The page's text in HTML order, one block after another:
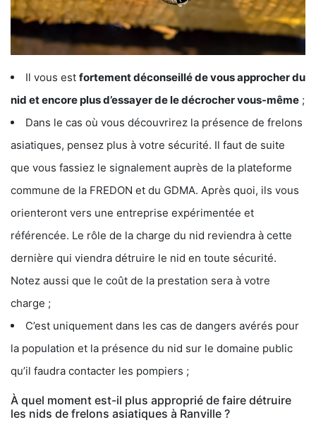
Il vous est fortement déconseillé de vous approcher du
nid et encore plus d’essayer de le décrocher vous-même ;
Dans le cas où vous découvrirez la présence de frelons
asiatiques, pensez plus à votre sécurité. Il faut de suite
que vous fassiez le signalement auprès de la plateforme
commune de la FREDON et du GDMA. Après quoi, ils vous
orienteront vers une entreprise expérimentée et
référencée. Le rôle de la charge du nid reviendra à cette
dernière qui viendra détruire le nid en toute sécurité.
Notez aussi que le coût de la prestation sera à votre
charge ;
C’est uniquement dans les cas de dangers avérés pour
la population et la présence du nid sur le domaine public
qu’il faudra contacter les pompiers ;
À quel moment est-il plus approprié de faire détruire
les nids de frelons asiatiques à Ranville ?